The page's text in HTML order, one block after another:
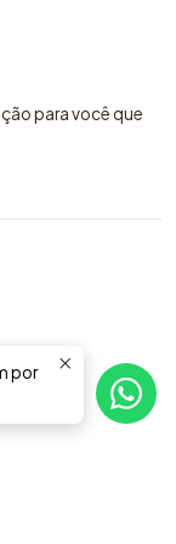
para você que
por